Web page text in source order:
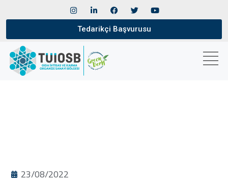
Tedarikçi Başvurusu
23/08/2022